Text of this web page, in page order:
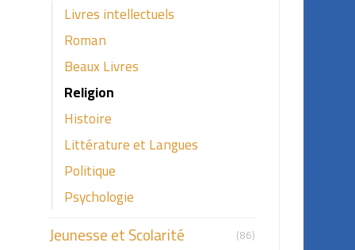
Livres intellectuels
Roman
Beaux Livres
Religion
Histoire
Littérature et Langues
Politique
Psychologie
Jeunesse et Scolarité (86)